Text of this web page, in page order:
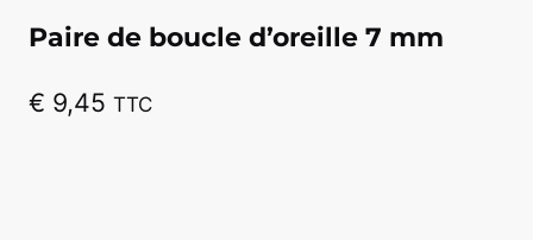
Paire de boucle d’oreille 7 mm
€ 9,45 TTC